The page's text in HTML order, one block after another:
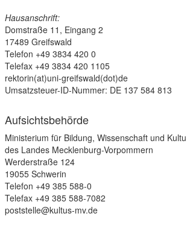
Hausanschrift:
Domstraße 11, Eingang 2
17489 Greifswald
Telefon +49 3834 420 0
Telefax +49 3834 420 1105
rektorin(at)uni-greifswald(dot)de
Umsatzsteuer-ID-Nummer: DE 137 584 813
Aufsichtsbehörde
Ministerium für Bildung, Wissenschaft und
des Landes Mecklenburg-Vorpommern
Werderstraße 124
19055 Schwerin
Telefon +49 385 588-0
Telefax +49 385 588-7082
poststelle@kultus-mv.de